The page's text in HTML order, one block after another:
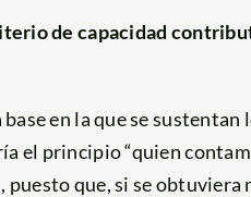
de capacidad
en la que se
el principio “quien
que, si se